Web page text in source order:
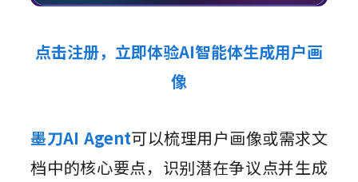
点击注册，立即体验AI智能体生成用户画
像
墨刀AI Agent可以梳理用户画像或需求文
档中的核心要点，识别潜在争议点并生成